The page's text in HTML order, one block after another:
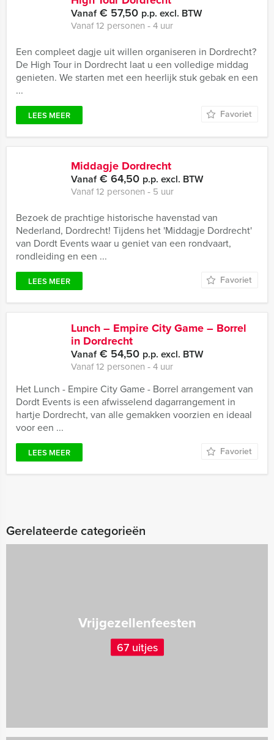
Vanaf€ 57,50 p.p. excl. BTW
Vanaf 12 personen ‐ 4 uur
Een compleet dagje uit willen organiseren in Dordrecht?
De High Tour in Dordrecht laat u een volledige middag
genieten. We starten met een heerlijk stuk gebak en een
...
LEES MEER Favoriet
Middagje Dordrecht
Vanaf€ 64,50 p.p. excl. BTW
Vanaf 12 personen ‐ 5 uur
Bezoek de prachtige historische havenstad van
Nederland, Dordrecht! Tijdens het 'Middagje Dordrecht'
van Dordt Events waar u geniet van een rondvaart,
rondleiding en een ...
LEES MEER Favoriet
Lunch – Empire City Game – Borrel
in Dordrecht
Vanaf€ 54,50 p.p. excl. BTW
Vanaf 12 personen ‐ 4 uur
Het Lunch - Empire City Game - Borrel arrangement van
Dordt Events is een afwisselend dagarrangement in
hartje Dordrecht, van alle gemakken voorzien en ideaal
voor een ...
LEES MEER Favoriet
Gerelateerde categorieën
Vrijgezellenfeesten
67 uitjes